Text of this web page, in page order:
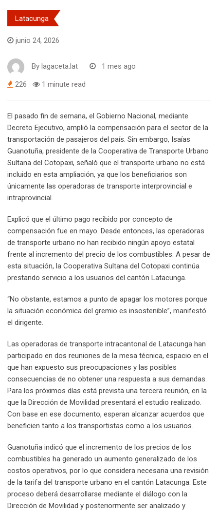
Latacunga
junio 24, 2026
By lagaceta.lat 1 mes ago
226 1 minute read
El pasado fin de semana, el Gobierno Nacional, mediante
Decreto Ejecutivo, amplió la compensación para el sector de la
transportación de pasajeros del país. Sin embargo, Isaías
Guanotuña, presidente de la Cooperativa de Transporte Urbano
Sultana del Cotopaxi, señaló que el transporte urbano no está
incluido en esta ampliación, ya que los beneficiarios son
únicamente las operadoras de transporte interprovincial e
intraprovincial.
Explicó que el último pago recibido por concepto de
compensación fue en mayo. Desde entonces, las operadoras
de transporte urbano no han recibido ningún apoyo estatal
frente al incremento del precio de los combustibles. A pesar de
esta situación, la Cooperativa Sultana del Cotopaxi continúa
prestando servicio a los usuarios del cantón Latacunga.
“No obstante, estamos a punto de apagar los motores porque
la situación económica del gremio es insostenible”, manifestó
el dirigente.
Las operadoras de transporte intracantonal de Latacunga han
participado en dos reuniones de la mesa técnica, espacio en el
que han expuesto sus preocupaciones y las posibles
consecuencias de no obtener una respuesta a sus demandas.
Para los próximos días está prevista una tercera reunión, en la
que la Dirección de Movilidad presentará el estudio realizado.
Con base en ese documento, esperan alcanzar acuerdos que
beneficien tanto a los transportistas como a los usuarios.
Guanotuña indicó que el incremento de los precios de los
combustibles ha generado un aumento generalizado de los
costos operativos, por lo que considera necesaria una revisión
de la tarifa del transporte urbano en el cantón Latacunga. Este
proceso deberá desarrollarse mediante el diálogo con la
Dirección de Movilidad y posteriormente ser analizado y